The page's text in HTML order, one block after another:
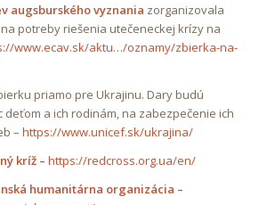
augsburského vyznania zorganizovala
potreby riešenia utečeneckej krízy na
www.ecav.sk/aktu…/oznamy/zbierka-na-
priamo pre Ukrajinu. Dary budú
deťom a ich rodinám, na zabezpečenie ich
– https://www.unicef.sk/ukrajina/
kríž – https://redcross.org.ua/en/
humanitárna organizácia –